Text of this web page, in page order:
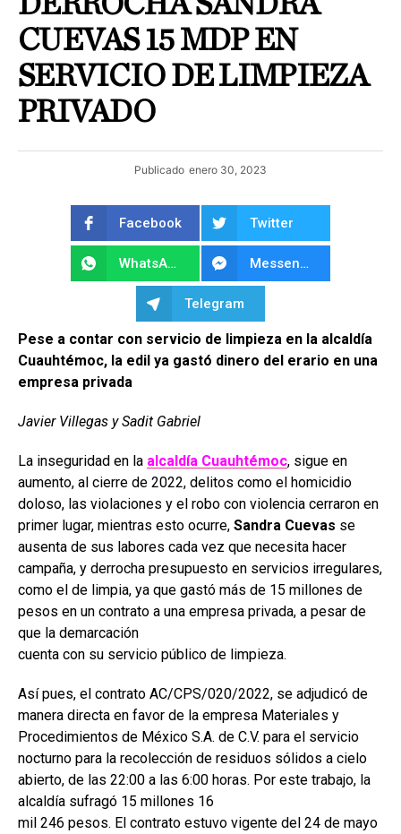
CUEVAS 15 MDP EN
SERVICIO DE LIMPIEZA
PRIVADO
Publicado enero 30, 2023
Facebook Twitter
WhatsApp Messenger
Telegram
Pese a contar con servicio de limpieza en la alcaldía
Cuauhtémoc, la edil ya gastó dinero del erario en una
empresa privada
Javier Villegas y Sadit Gabriel
La inseguridad en la alcaldía Cuauhtémoc, sigue en
aumento, al cierre de 2022, delitos como el homicidio
doloso, las violaciones y el robo con violencia cerraron en
primer lugar, mientras esto ocurre, Sandra Cuevas se
ausenta de sus labores cada vez que necesita hacer
campaña, y derrocha presupuesto en servicios irregulares,
como el de limpia, ya que gastó más de 15 millones de
pesos en un contrato a una empresa privada, a pesar de
que la demarcación
cuenta con su servicio público de limpieza.
Así pues, el contrato AC/CPS/020/2022, se adjudicó de
manera directa en favor de la empresa Materiales y
Procedimientos de México S.A. de C.V. para el servicio
nocturno para la recolección de residuos sólidos a cielo
abierto, de las 22:00 a las 6:00 horas. Por este trabajo, la
alcaldía sufragó 15 millones 16
mil 246 pesos. El contrato estuvo vigente del 24 de mayo